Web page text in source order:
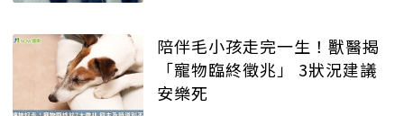
陪伴毛小孩走完一生！獸醫揭
「寵物臨終徵兆」 3狀況建議
安樂死